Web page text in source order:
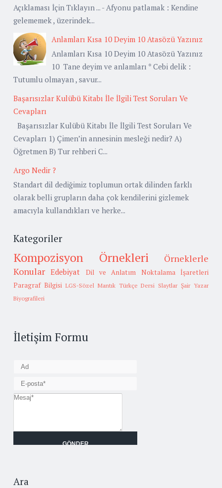
Açıklaması İçin Tıklayın ... - Afyonu patlamak : Kendine
gelememek , üzerindek...
Anlamları Kısa 10 Deyim 10 Atasözü Yazınız
Anlamları Kısa 10 Deyim 10 Atasözü Yazınız
10 Tane deyim ve anlamları * Cebi delik :
Tutumlu olmayan , savur...
Başarısızlar Kulübü Kitabı İle İlgili Test Soruları Ve
Cevapları
Başarısızlar Kulübü Kitabı İle İlgili Test Soruları Ve
Cevapları 1) Çimen’in annesinin mesleği nedir? A)
Öğretmen B) Tur rehberi C...
Argo Nedir ?
Standart dil dediğimiz toplumun ortak dilinden farklı
olarak belli grupların daha çok kendilerini gizlemek
amacıyla kullandıkları ve herke...
Kategoriler
Kompozisyon Örnekleri
Örneklerle
Konular Edebiyat Dil ve Anlatım
Noktalama İşaretleri
Paragraf Bilgisi LGS-Sözel Mantık Türkçe Dersi Slaytlar Şair Yazar
Biyografileri
İletişim Formu
Ara